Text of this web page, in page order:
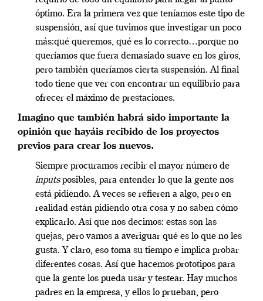
óptimo. Era la primera vez que teníamos este tipo de
suspensión, así que tuvimos que investigar un poco
más:qué queremos, qué es lo correcto…porque no
queríamos que fuera demasiado suave en los giros,
pero también queríamos cierta suspensión. Al final
todo tiene que ver con encontrar un equilibrio para
ofrecer el máximo de prestaciones.
Imagino que también habrá sido importante la
opinión que hayáis recibido de los proyectos
previos para crear los nuevos.
Siempre procuramos recibir el mayor número de
inputsposibles, para entender lo que la gente nos
está pidiendo. A veces se refieren a algo, pero en
realidad están pidiendo otra cosa y no saben cómo
explicarlo. Así que nos decimos: estas son las
quejas, pero vamos a averiguar qué es lo que no les
gusta. Y claro, eso toma su tiempo e implica probar
diferentes cosas. Así que hacemos prototipos para
que la gente los pueda usar y testear. Hay muchos
padres en la empresa, y ellos lo prueban, pero